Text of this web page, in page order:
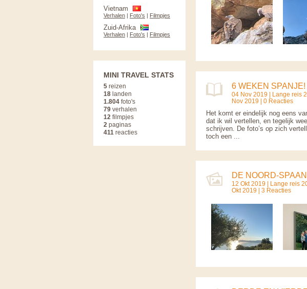
6 WEKEN SPANJE!
04 Nov 2019 | Lange reis
Nov 2019 | 0 Reacties
Het komt er eindelijk nog eens
dat ik wil vertellen, en tegelijk
schrijven. De foto’s op zich
toch een ...
DE NOORD-
12 Okt 2019 | Lange reis
Okt 2019 | 3 Reacties
Vietnam
Verhalen | Foto's | Filmpjes
Zuid-Afrika
Verhalen | Foto's | Filmpjes
MINI TRAVEL STATS
5 reizen
18 landen
1.804 foto's
79 verhalen
12 filmpjes
2 paginas
411 reacties